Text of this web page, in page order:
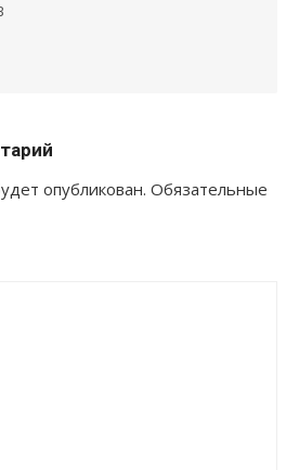
опубликован. Обязательные